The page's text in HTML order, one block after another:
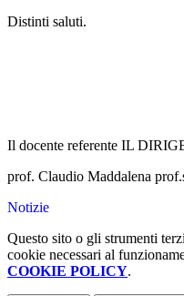
Distinti saluti.
Il docente referente IL
prof. Claudio Maddalena
Notizie
Questo sito o gli strumenti
cookie necessari al
COOKIE POLICY.